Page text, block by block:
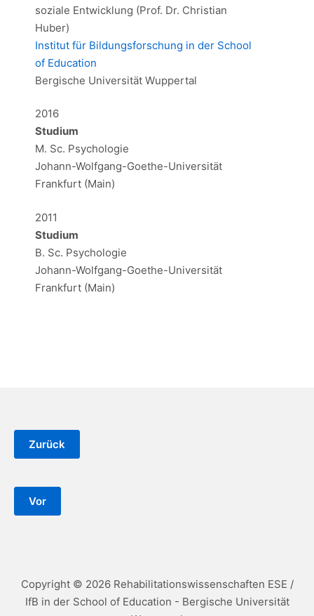
soziale Entwicklung (Prof. Dr. Christian
Huber)
Institut für Bildungsforschung in der School
of Education
Bergische Universität Wuppertal
2016
Studium
M. Sc. Psychologie
Johann-Wolfgang-Goethe-Universität
Frankfurt (Main)
2011
Studium
B. Sc. Psychologie
Johann-Wolfgang-Goethe-Universität
Frankfurt (Main)
Copyright © 2026 Rehabilitationswissenschaften ESE /
IfB in der School of Education - Bergische Universität